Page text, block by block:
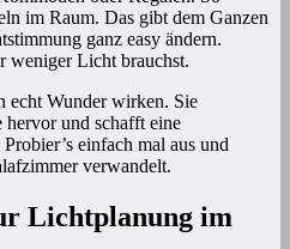
im Raum. Das gibt dem Ganzen
ganz easy ändern.
weniger Licht brauchst.
echt Wunder wirken. Sie
hervor und schafft eine
einfach mal aus und
verwandelt.
Lichtplanung im